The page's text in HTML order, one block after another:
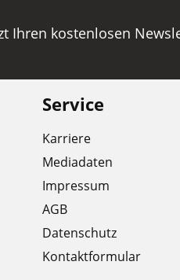
Ihren kostenlosen
Service
Karriere
Mediadaten
Impressum
AGB
Datenschutz
Kontaktformular